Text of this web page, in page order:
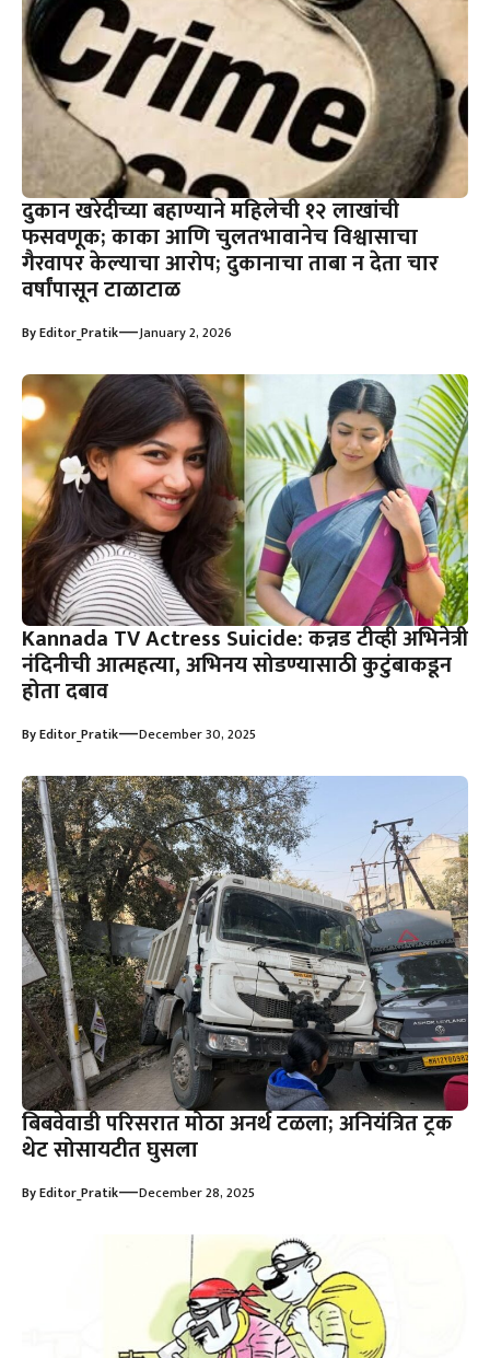
दुकान खरेदीच्या बहाण्याने महिलेची १२ लाखांची
फसवणूक; काका आणि चुलतभावानेच विश्वासाचा
गैरवापर केल्याचा आरोप; दुकानाचा ताबा न देता चार
वर्षांपासून टाळाटाळ
ByEditor_Pratik—January 2, 2026
Kannada TV Actress Suicide: कन्नड टीव्ही अभिनेत्री
नंदिनीची आत्महत्या, अभिनय सोडण्यासाठी कुटुंबाकडून
होता दबाव
ByEditor_Pratik—December 30, 2025
बिबवेवाडी परिसरात मोठा अनर्थ टळला; अनियंत्रित ट्रक
थेट सोसायटीत घुसला
ByEditor_Pratik—December 28, 2025